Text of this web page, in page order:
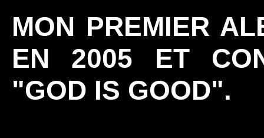
MON PREMIER
EN 2005 ET
"GOD IS GOOD".